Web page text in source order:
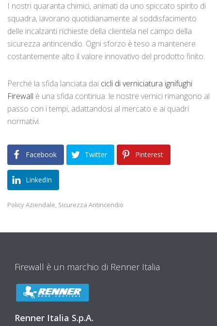
I nostri quaranta chimici, animati da uno spiccato spirito di
squadra, lavorano quotidianamente al soddisfacimento
delle incalzanti richieste della clientela nel campo della
sicurezza antincendio. Ogni sforzo è teso a mantenere
costantemente alto il valore innovativo del prodotto finito.
Perché la sfida lanciata dai cicli di verniciatura ignifughi
Firewall è una sfida continua: le nostre vernici rimangono al
passo con i tempi, adattandosi al mercato e ai quadri
normativi.
Facebook Twitter Pinterest
LinkedIn
Policy Aziendale, Sicurezza Antincendio
Firewall è un marchio di Renner Italia
Renner Italia S.p.A.